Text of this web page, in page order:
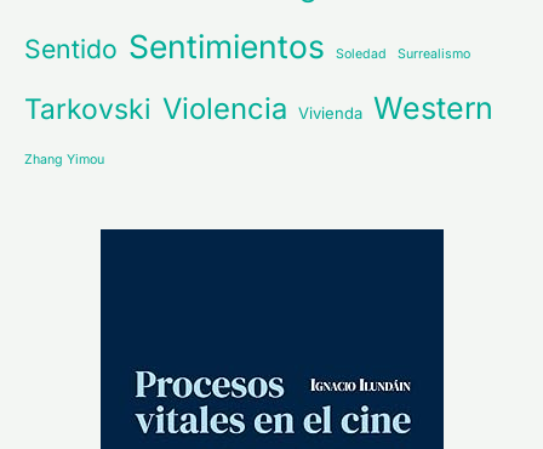
Sentido Sentimientos Soledad Surrealismo
Tarkovski Violencia Vivienda Western
Zhang Yimou